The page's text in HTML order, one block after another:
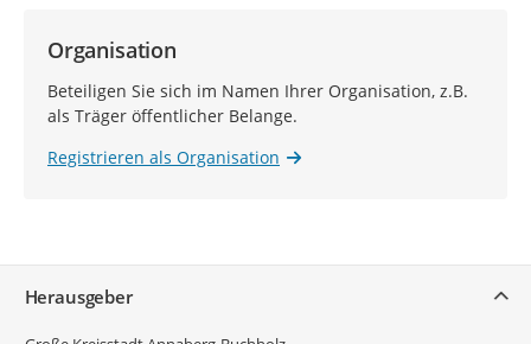
Organisation
Beteiligen Sie sich im Namen Ihrer Organisation, z.B.
als Träger öffentlicher Belange.
Registrieren als Organisation
Herausgeber